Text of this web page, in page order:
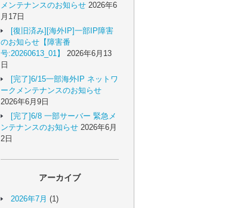
メンテナンスのお知らせ 2026年6
月17日
[復旧済み][海外IP]一部IP障害
のお知らせ【障害番
号:20260613_01】
2026年6月13
日
[完了]6/15一部海外IP ネットワ
ークメンテナンスのお知らせ
2026年6月9日
[完了]6/8 一部サーバー 緊急メ
ンテナンスのお知らせ 2026年6月
2日
アーカイブ
2026年7月 (1)